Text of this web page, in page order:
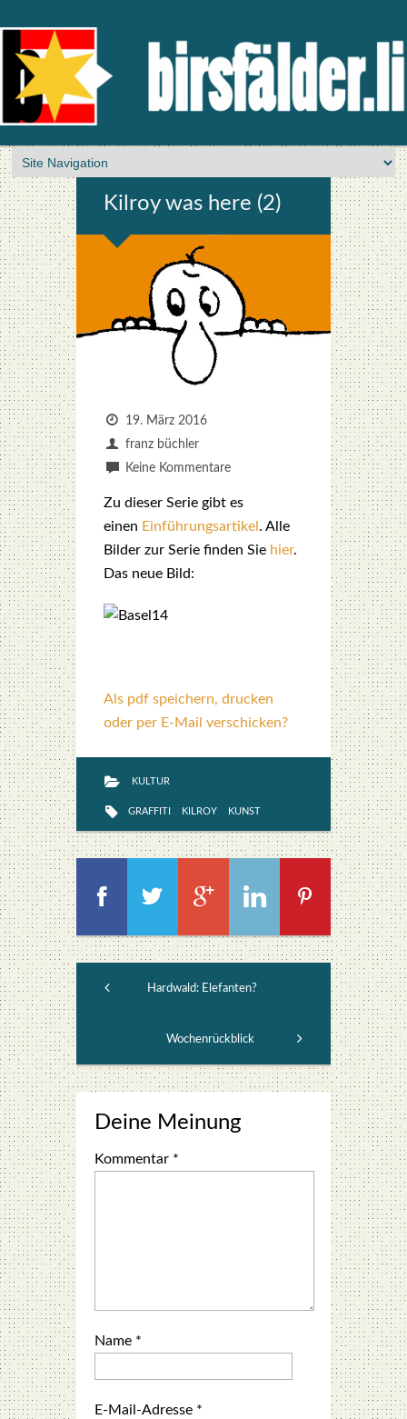
Kil­roy was here (2)
19. März 2016
franz büchler
Keine Kommentare
Zu die­ser Serie gibt es
einen Ein­füh­rungs­ar­ti­kel . Alle
Bil­der zur Serie fin­den Sie hier.
Das neue Bild:
Als pdf speichern, drucken
oder per E-Mail verschicken?
KULTUR
GRAFFITI KILROY KUNST
Hardwald: Elefanten?
Wochenrückblick
Deine Meinung
Kommentar *
Name *
E-Mail-Adresse *